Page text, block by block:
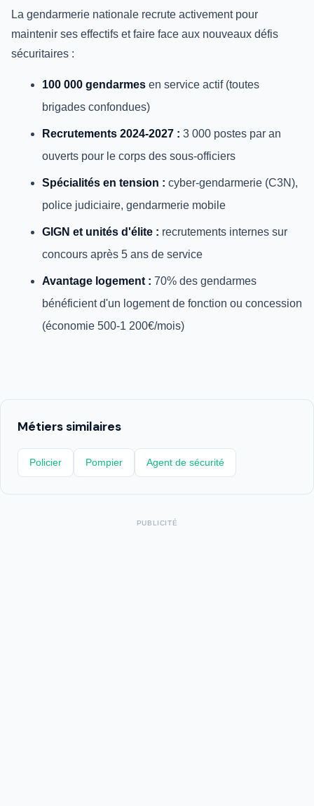
La gendarmerie nationale recrute activement pour
maintenir ses effectifs et faire face aux nouveaux défis
sécuritaires :
100 000 gendarmes en service actif (toutes
brigades confondues)
Recrutements 2024-2027 : 3 000 postes par an
ouverts pour le corps des sous-officiers
Spécialités en tension : cyber-gendarmerie (C3N),
police judiciaire, gendarmerie mobile
GIGN et unités d'élite : recrutements internes sur
concours après 5 ans de service
Avantage logement : 70% des gendarmes
bénéficient d'un logement de fonction ou concession
(économie 500-1 200€/mois)
Métiers similaires
Policier Pompier Agent de sécurité
PUBLICITÉ